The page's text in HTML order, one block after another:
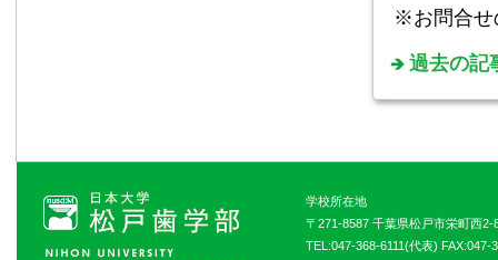
※お問合せ
過去の記
学校所在地
〒271-8587 千葉県松戸市栄町西2-
TEL:047-368-6111(代表) FAX:047-